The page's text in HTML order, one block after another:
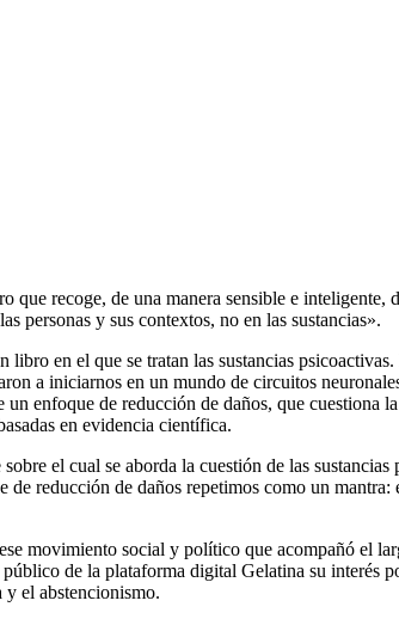
que recoge, de una manera sensible e
personas y sus contextos, no en las sustancias».
en el que se tratan las sustancias psicoactivas.
a iniciarnos en un mundo de circuitos
enfoque de reducción de daños, que cuestiona
en evidencia científica.
el cual se aborda la cuestión de las
reducción de daños repetimos como un
movimiento social y político que acompañó el
de la plataforma digital Gelatina su interés
y el abstencionismo.